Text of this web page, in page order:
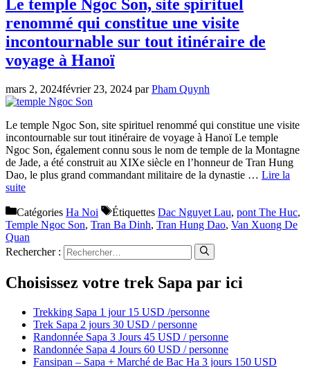
Le temple Ngoc Son, site spirituel
renommé qui constitue une visite
incontournable sur tout itinéraire de
voyage à Hanoï
mars 2, 2024février 23, 2024 parPham Quynh
Le temple Ngoc Son, site spirituel renommé qui constitue une visite
incontournable sur tout itinéraire de voyage à Hanoï Le temple
Ngoc Son, également connu sous le nom de temple de la Montagne
de Jade, a été construit au XIXe siècle en l’honneur de Tran Hung
Dao, le plus grand commandant militaire de la dynastie … Lire la
suite
Catégories Ha Noi Étiquettes Dac Nguyet Lau, pont The Huc,
Temple Ngoc Son, Tran Ba Dinh, Tran Hung Dao, Van Xuong De
Quan
Rechercher :
Choisissez votre trek Sapa par ici
Trekking Sapa 1 jour 15 USD /personne
Trek Sapa 2 jours 30 USD / personne
Randonnée Sapa 3 Jours 45 USD / personne
Randonnée Sapa 4 Jours 60 USD / personne
Fansipan – Sapa + Marché de Bac Ha 3 jours 150 USD